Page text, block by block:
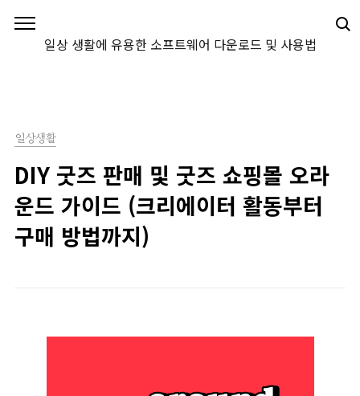
일상 생활에 유용한 소프트웨어 다운로드 및 사용법
일상생활
DIY 굿즈 판매 및 굿즈 쇼핑몰 오라
운드 가이드 (크리에이터 활동부터
구매 방법까지)